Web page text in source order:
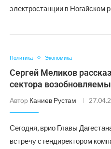
электростанции в Ногайском
Политика Экономика
Сергей Меликов
сектора
Автор Каниев Рустам
Сегодня, врио Главы
встречу с гендиректором